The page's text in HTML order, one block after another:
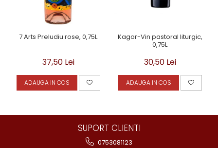
7 Arts Preludiu rose, 0,75L
37,50 Lei
ADAUGA IN COS
Kagor-Vin pastoral liturgic,
0,75L
30,50 Lei
ADAUGA IN COS
SUPORT CLIENTI
0753081123